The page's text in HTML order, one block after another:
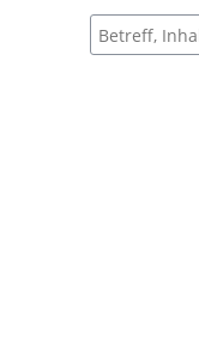
Suche nach